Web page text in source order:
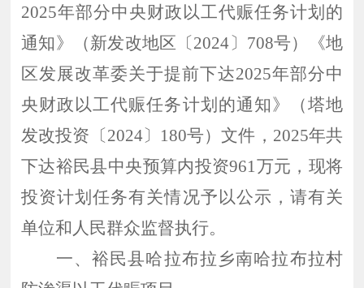
2025年部分中央财政以工代赈任务计划的
通知》（新发改地区〔2024〕708号）《地
区发展改革委关于提前下达2025年部分中
央财政以工代赈任务计划的通知》（塔地
发改投资〔2024〕180号）文件， 2025年共
下达裕民县中央预算内投资961 万元，现将
投资计划任务有关情况予以公示，请有关
单位和人民群众监督执行。
一、裕民县哈拉布拉乡南哈拉布拉村